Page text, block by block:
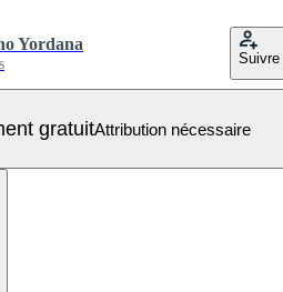
Yordana
Suivre
gratuitAttribution nécessaire